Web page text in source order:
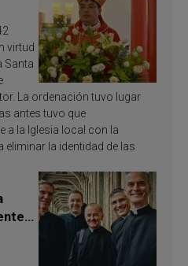
virtud
Santa
La ordenación tuvo lugar
antes tuvo que
a la Iglesia local con la
la identidad de las